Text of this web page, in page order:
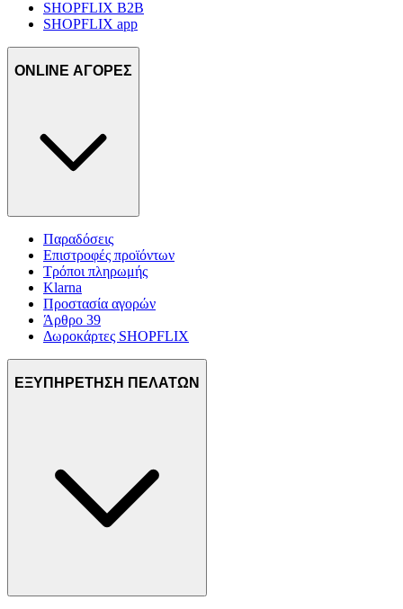
SHOPFLIX B2B
SHOPFLIX app
ONLINE ΑΓΟΡΕΣ
Παραδόσεις
Επιστροφές προϊόντων
Τρόποι πληρωμής
Klarna
Προστασία αγορών
Άρθρο 39
Δωροκάρτες SHOPFLIX
ΕΞΥΠΗΡΕΤΗΣΗ ΠΕΛΑΤΩΝ